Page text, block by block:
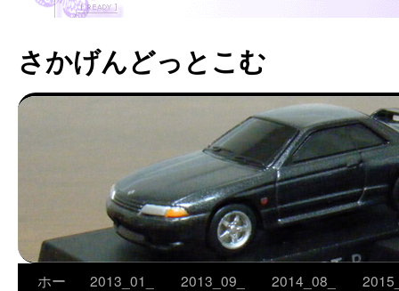
さかげんどっとこむ
コホー
2013_01_
2013_09_
2014_08_